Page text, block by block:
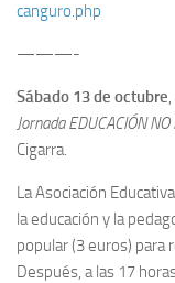
canguro.php
———-
Sábado 13 de octubre
Jornada EDUCACIÓN NO
Cigarra.
La Asociación
la educación y la
popular (3 euros) para
Después, a las 17